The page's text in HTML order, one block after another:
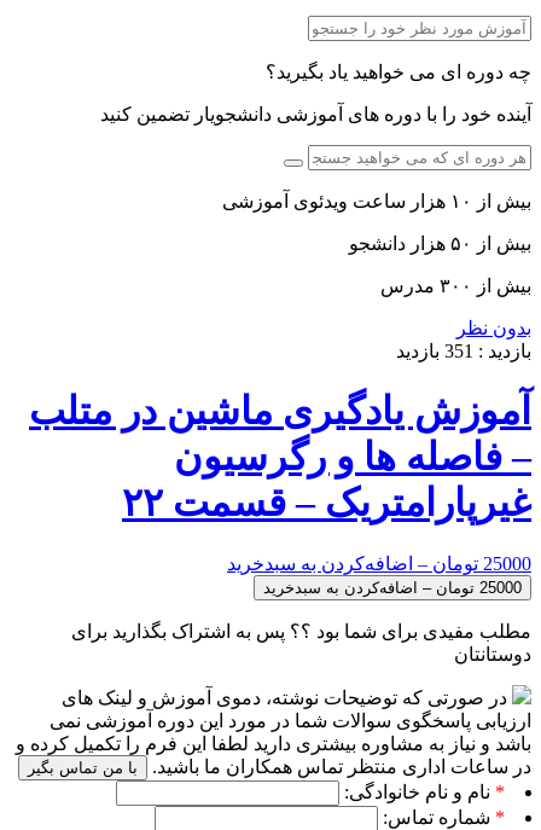
چه دوره ای می خواهید یاد بگیرید؟
آینده خود را با دوره های آموزشی دانشجویار تضمین کنید
بیش از ۱۰ هزار ساعت ویدئوی آموزشی
بیش از ۵۰ هزار دانشجو
بیش از ۳۰۰ مدرس
بدون نظر
بازدید : 351 بازدید
آموزش یادگیری ماشین در متلب
– فاصله ها و رگرسیون
غیرپارامتریک – قسمت ۲۲
25000 تومان – اضافه‌کردن به سبدخرید
مطلب مفیدی برای شما بود ؟؟ پس به اشتراک بگذارید برای
دوستانتان
در صورتی که توضیحات نوشته، دموی آموزش و لینک های
ارزیابی پاسخگوی سوالات شما در مورد این دوره آموزشی نمی
باشد و نیاز به مشاوره بیشتری دارید لطفا این فرم را تکمیل کرده و
در ساعات اداری منتظر تماس همکاران ما باشید.
با من تماس بگیر
* نام و نام خانوادگی:
* شماره تماس: